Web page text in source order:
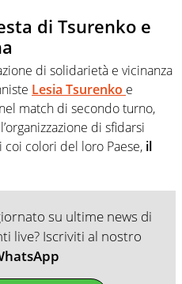
di Tsurenko e
di solidarietà e vicinanza
Lesia Tsurenko e
match di secondo turno,
di sfidarsi
colori del loro Paese, il
su ultime news di
live? Iscriviti al nostro